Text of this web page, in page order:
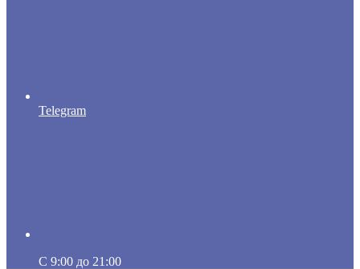
Telegram
C 9:00 до 21:00